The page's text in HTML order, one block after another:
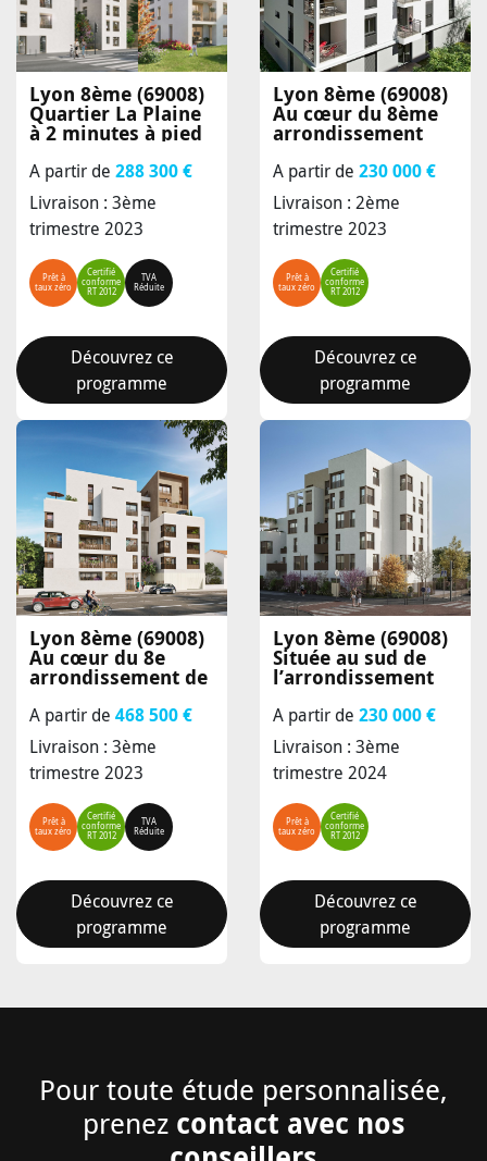
Lyon 8ème (69008)
Quartier La Plaine
à 2 minutes à pied
A partir de 288 300 €
Livraison : 3ème
trimestre 2023
Prêt à
taux zéro
Certifié
conforme
RT 2012
TVA
Réduite
Découvrez ce
programme
Lyon 8ème (69008)
Au cœur du 8ème
arrondissement
A partir de 230 000 €
Livraison : 2ème
trimestre 2023
Prêt à
taux zéro
Certifié
conforme
RT 2012
Découvrez ce
programme
Lyon 8ème (69008)
Au cœur du 8e
arrondissement de
A partir de 468 500 €
Livraison : 3ème
trimestre 2023
Prêt à
taux zéro
Certifié
conforme
RT 2012
TVA
Réduite
Découvrez ce
programme
Lyon 8ème (69008)
Située au sud de
l’arrondissement
A partir de 230 000 €
Livraison : 3ème
trimestre 2024
Prêt à
taux zéro
Certifié
conforme
RT 2012
Découvrez ce
programme
Pour toute étude personnalisée,
prenez contact avec nos